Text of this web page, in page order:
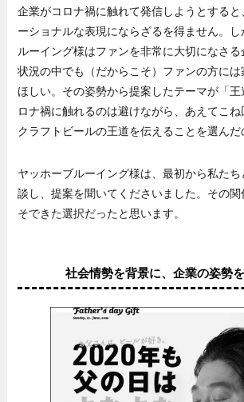
企業がコロナ禍に触れて発信しようとする
ーショナルな表現にならざるを得ません。
ルーイング様はファンを非常に大切になさ
状況の中でも（だからこそ）ファンの方に
ほしい。その姿勢から提案したテーマが「王
ロナ禍に触れるのは避けながら、あえてこ
クラフトビールの王道を伝えることを選んだ
ヤッホーブルーイング様は、最初から私た
談し、提案を聞いてくださいました。その関
そできた選択だったと思います。
社会情勢を背景に、企業の姿勢